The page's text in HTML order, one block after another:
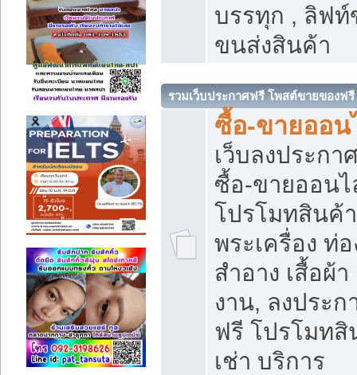
บรรทุก , ลิฟ
ขนส่งสินค้า
รวมเว็บประกาศฟรี โพสต์ขายของฟรี
ซื้อ-ขายออน
เว็บลงประก
ซื้อ-ขายออน
โปรโมทสินค้
พระเครื่อง ท่อ
สำอาง เสื้อผ้
งาน, ลงประ
ฟรี โปรโมท
เช่า บริการ